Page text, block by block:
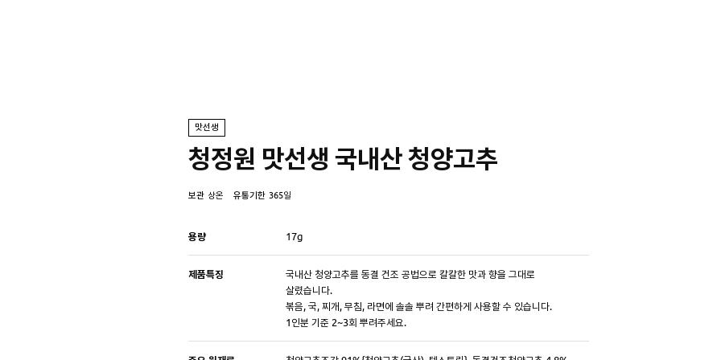
맛선생
청정원 맛선생 국내산 청양고추
보관 상온 유통기한 365일
용량 17g
제품특징
국내산 청양고추를 동결 건조 공법으로 칼칼한 맛과 향을 그대로
살렸습니다.
볶음, 국, 찌개, 무침, 라면에 솔솔 뿌려 간편하게 사용할 수 있습니다.
1인분 기준 2~3회 뿌려주세요.